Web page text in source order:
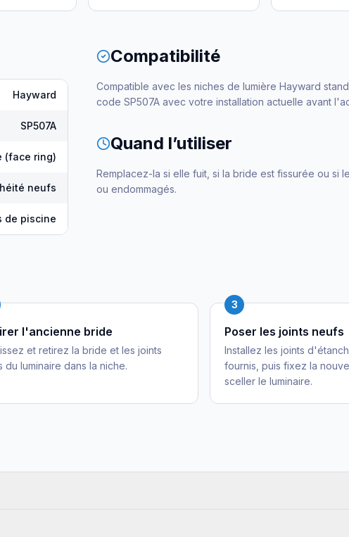
Hayward
SP507A
(face ring)
neufs
de piscine
Compatibilité
Compatible avec les niches de lumière Hayward
code SP507A avec votre installation actuelle avant
Quand l’utiliser
Remplacez-la si elle fuit, si la bride est fissurée ou si
ou endommagés.
l'ancienne bride
et retirez la bride et les joints
du luminaire dans la niche.
3
Poser les joints neufs
Installez les joints
fournis, puis fixez la
sceller le luminaire.